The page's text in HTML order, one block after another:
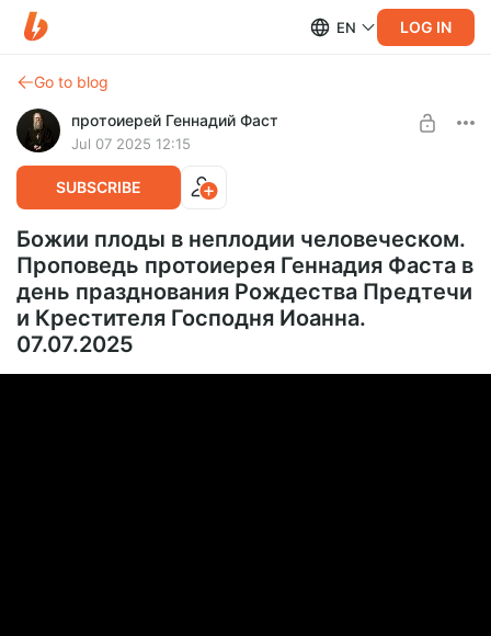
EN LOG IN
Go to blog
протоиерей Геннадий Фаст
Jul 07 2025 12:15
SUBSCRIBE
Божии плоды в неплодии человеческом.
Проповедь протоиерея Геннадия Фаста в
день празднования Рождества Предтечи
и Крестителя Господня Иоанна.
07.07.2025